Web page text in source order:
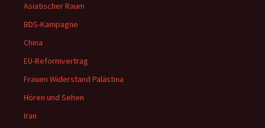
Asiatischer Raum
BDS-Kampagne
China
EU-Reformvertrag
Frauen Widerstand Palästina
Hören und Sehen
Iran